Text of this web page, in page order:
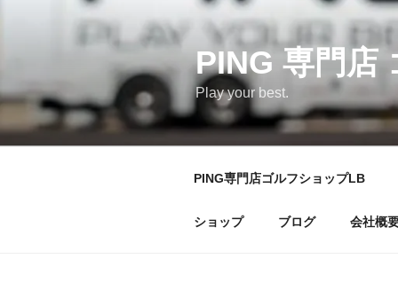
ツ
ス
PING 専門店
Play your best.
PING専門店ゴルフショップLB
ショップ ブログ 会社概